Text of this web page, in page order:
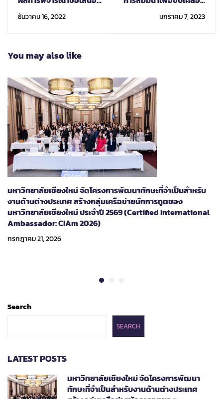
โครงการ One Faculty
One MoU
ธันวาคม 16, 2022
พัฒนาการศึกษา
มกราคม 7, 2023
You may also like
มหาวิทยาลัยเชียงใหม่ จัดโครงการพัฒนาทักษะที่จำเป็นสำหรับ
งานด้านต่างประเทศ สร้างกลุ่มเครือข่ายนักการทูตของ
มหาวิทยาลัยเชียงใหม่ ประจำปี 2569 (Certified International
Ambassador: CIAm 2026)
กรกฎาคม 21, 2026
Search
SEARCH
LATEST POSTS
มหาวิทยาลัยเชียงใหม่ จัดโครงการพัฒนา
ทักษะที่จำเป็นสำหรับงานด้านต่างประเทศ